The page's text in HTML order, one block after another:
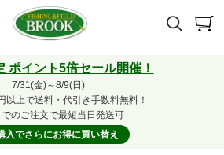
ポイント5倍セール開催！
7/31(金)～8/9(日)
以上で送料・代引き手数料無料！
のご注文で最短当日発送可
入でさらにお得に買い替え